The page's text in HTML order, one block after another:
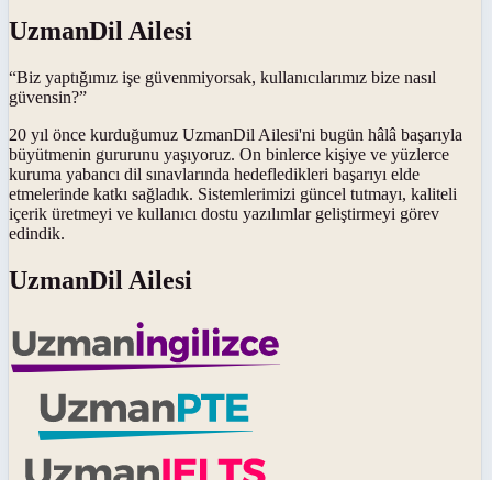
UzmanDil Ailesi
“Biz yaptığımız işe güvenmiyorsak, kullanıcılarımız bize nasıl
güvensin?”
20 yıl önce kurduğumuz UzmanDil Ailesi'ni bugün hâlâ başarıyla
büyütmenin gururunu yaşıyoruz. On binlerce kişiye ve yüzlerce
kuruma yabancı dil sınavlarında hedefledikleri başarıyı elde
etmelerinde katkı sağladık. Sistemlerimizi güncel tutmayı, kaliteli
içerik üretmeyi ve kullanıcı dostu yazılımlar geliştirmeyi görev
edindik.
UzmanDil Ailesi